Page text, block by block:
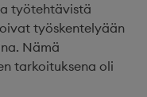
työtehtävistä
työskentelyään
Nämä
tarkoituksena oli